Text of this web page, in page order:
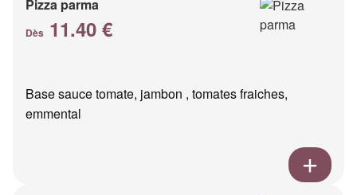
Pizza parma
Dès 11.40 €
Base sauce tomate, jambon , tomates fraiches,
emmental